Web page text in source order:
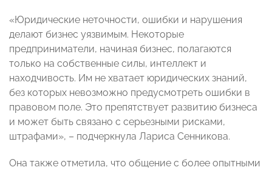
«Юридические неточности, ошибки и нарушения
делают бизнес уязвимым. Некоторые
предприниматели, начиная бизнес, полагаются
только на собственные силы, интеллект и
находчивость. Им не хватает юридических знаний,
без которых невозможно предусмотреть ошибки в
правовом поле. Это препятствует развитию бизнеса
и может быть связано с серьезными рисками,
штрафами», – подчеркнула Лариса Сенникова.
Она также отметила, что общение с более опытными